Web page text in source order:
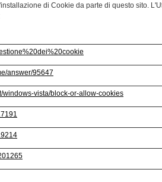
di Cookie da parte di questo sito.
answer/95647
windows-vista/block-or-allow-cookies